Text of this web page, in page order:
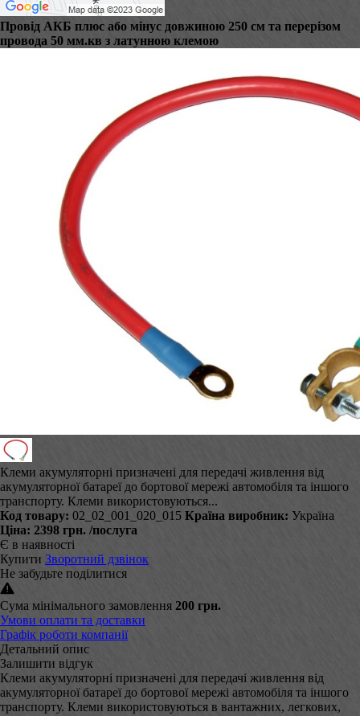
Провід АКБ плюс або мінус довжиною 250 см та перерізом
провода 50 мм.кв з латунною клемою
Клеми акумуляторні призначені для передачі живлення від
акумуляторної батареї до бортової мережі автомобіля та іншого
транспорту. Клеми використовуються...
Код товару: 02_02_001_020_015 Країна виробник: Україна
Ціна: 2398 грн. /послуга
Є в наявності
Купити Зворотний дзвінок
Не забудьте поділитися
Сума мінімального замовлення 200 грн.
Умови оплати та доставки
Графік роботи компанії
Детальний опис
Залишити відгук
Клеми акумуляторні призначені для передачі живлення від
акумуляторної батареї до бортової мережі автомобіля та іншого
транспорту. Клеми використовуються в вантажних, легкових,